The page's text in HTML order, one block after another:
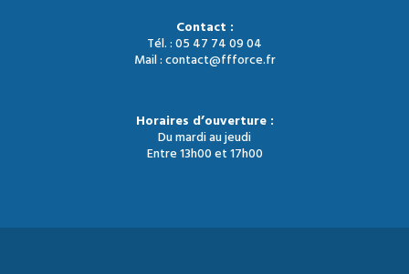
Contact :
Tél. : 05 47 74 09 04
Mail : contact@ffforce.fr
Horaires d’ouverture :
Du mardi au jeudi
Entre 13h00 et 17h00